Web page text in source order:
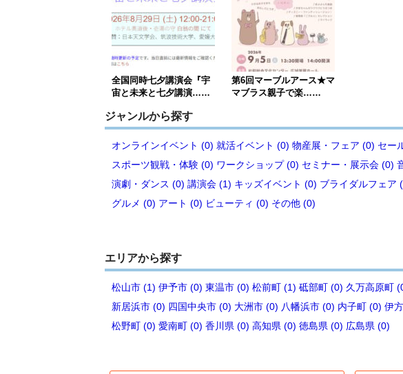
全国同時七夕講演会『宇
宙と未来と七夕講演……
第6回マーブルアース★マ
マブラス親子で楽……
ジャンルから探す
オンラインイベント (0) 就活イベント (0) 物産展・フェア (0) セー
スポーツ観戦・体験 (0) ワークショップ (0) セミナー・展示会 (0)
演劇・ダンス (0) 講演会 (1) キッズイベント (0) ブライダルフェア
グルメ (0) アート (0) ビューティ (0) その他 (0)
エリアから探す
松山市 (1) 伊予市 (0) 東温市 (0) 松前町 (1) 砥部町 (0) 久万高原町
新居浜市 (0) 四国中央市 (0) 大洲市 (0) 八幡浜市 (0) 内子町 (0) 伊
松野町 (0) 愛南町 (0) 香川県 (0) 高知県 (0) 徳島県 (0) 広島県 (0)